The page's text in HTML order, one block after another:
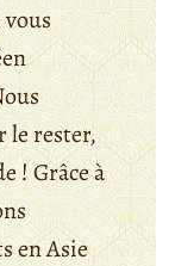
le rester,
! Grâce à
en Asie